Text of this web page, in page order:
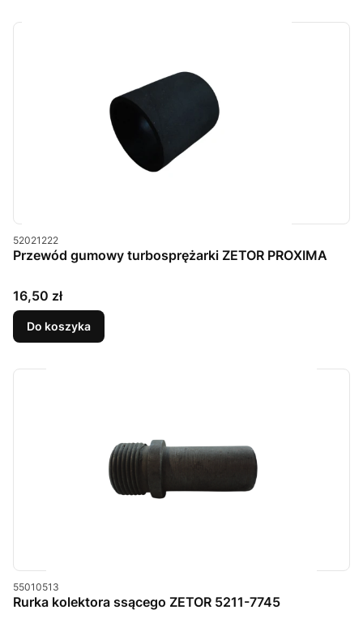
Kod produktu
52021222
Przewód gumowy turbosprężarki ZETOR PROXIMA
Cena
16,50 zł
Do koszyka
Kod produktu
55010513
Rurka kolektora ssącego ZETOR 5211-7745